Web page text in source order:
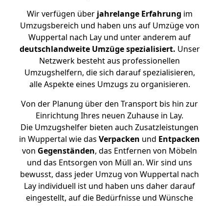
Wir verfügen überjahrelange Erfahrung im
Umzugsbereich und haben uns auf Umzüge von
Wuppertal nach Lay und unter anderem auf
deutschlandweite Umzüge spezialisiert. Unser
Netzwerk besteht aus professionellen
Umzugshelfern, die sich darauf spezialisieren,
alle Aspekte eines Umzugs zu organisieren.
Von der Planung über den Transport bis hin zur
Einrichtung Ihres neuen Zuhause in Lay.
Die Umzugshelfer bieten auch Zusatzleistungen
in Wuppertal wie das Verpacken und Entpacken
von Gegenständen, das Entfernen von Möbeln
und das Entsorgen von Müll an. Wir sind uns
bewusst, dass jeder Umzug von Wuppertal nach
Lay individuell ist und haben uns daher darauf
eingestellt, auf die Bedürfnisse und Wünsche